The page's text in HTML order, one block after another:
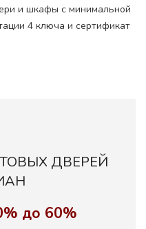
и шкафы с минимальной
4 ключа и сертификат
ДВЕРЕЙ
до 60%